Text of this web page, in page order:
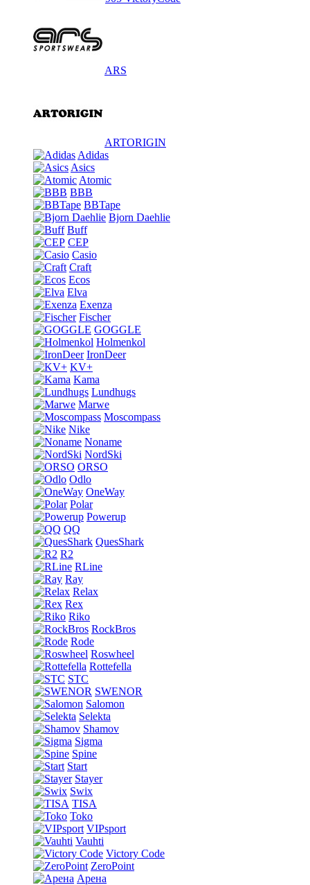
ARS
ARTORIGIN
Adidas
Asics
Atomic
BBB
BBTape
Bjorn Daehlie
Buff
CEP
Casio
Craft
Ecos
Elva
Exenza
Fischer
GOGGLE
Holmenkol
IronDeer
KV+
Kama
Lundhugs
Marwe
Moscompass
Nike
Noname
NordSki
ORSO
Odlo
OneWay
Polar
Powerup
QQ
QuesShark
R2
RLine
Ray
Relax
Rex
Riko
RockBros
Rode
Roswheel
Rottefella
STC
SWENOR
Salomon
Selekta
Shamov
Sigma
Spine
Start
Stayer
Swix
TISA
Toko
VIPsport
Vauhti
Victory Code
ZeroPoint
Арена